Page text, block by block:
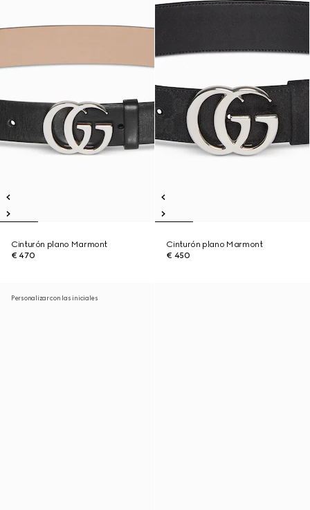
Cinturón plano Marmont
€ 470
Cinturón plano Marmont
€ 450
Personalizar con las iniciales